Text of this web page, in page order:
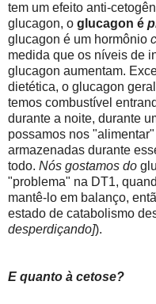
tem um efeito anti-
glucagon, o glucagon é
glucagon é um hormônio
medida que os níveis de
glucagon aumentam.
dietética, o glucagon
temos combustível
durante a noite, durante
possamos nos
armazenadas durante
todo. Nós gostamos do
"problema" na DT1,
mantê-lo em balanço,
estado de catabolismo
desperdiçando]).
E quanto à cetose?